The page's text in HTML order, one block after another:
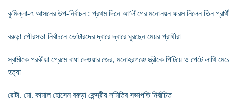
কুমিল্লা-৭ আসনের উপ-নির্বাচন : প্রথম দিনে আ’লীগের মনোনয়ন ফরম নিলেন তিন
বরুড়া পৌরসভা নির্বাচনে ভোটারদের দ্বারে দ্বারে ঘুরছেন মেয়র প্রার্থীরা
স্বামীকে পরকীয়া প্রেমে বাধা দেওয়ার জের, মনোহরগঞ্জে স্ত্রীকে পিটিয়ে ও পেটে লাথি
হত্যা
রোটা. মো. কামাল হোসেন বরুড়া কেন্দ্রীয় সমিতির সভাপতি নির্বাচিত